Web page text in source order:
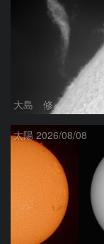
大島 修
太陽 2026/08/08